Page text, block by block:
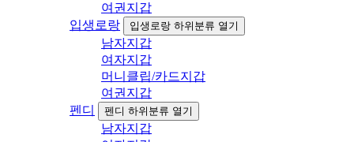
여권지갑
입생로랑
입생로랑 하위분류 열기
남자지갑
여자지갑
머니클립/카드지갑
여권지갑
펜디
펜디 하위분류 열기
남자지갑